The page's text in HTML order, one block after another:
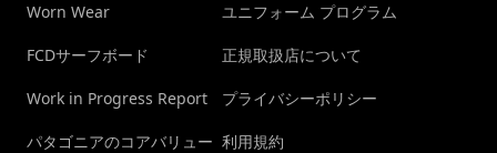
Worn Wear
FCDサーフボード
Work in Progress Report
パタゴニアのコアバリュー
ユニフォーム プログラム
正規取扱店について
プライバシーポリシー
利用規約